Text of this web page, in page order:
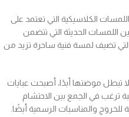
الكلاسيكية التي تعتمد على
اللمسات الحديثة التي تتضمن
التي تضيف لمسة فنية ساحرة تزيد من
لا تبطل موضتها أبدًا، أصبحت عبايات
ترغب في الجمع بين الاحتشام
للخروج والمناسبات الرسمية أيضًا.